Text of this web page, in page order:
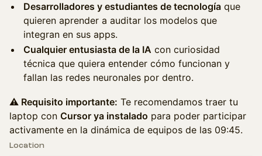
Desarrolladores y estudiantes de tecnología que
quieren aprender a auditar los modelos que
integran en sus apps.
Cualquier entusiasta de la IA con curiosidad
técnica que quiera entender cómo funcionan y
fallan las redes neuronales por dentro.
⚠️ Requisito importante: Te recomendamos traer tu
laptop con Cursor ya instalado para poder participar
activamente en la dinámica de equipos de las 09:45.
Location